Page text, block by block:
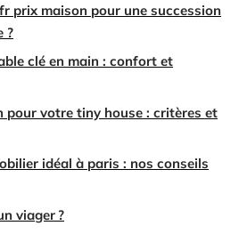
prix maison pour une succession
?
clé en main : confort et
pour votre tiny house : critères et
idéal à paris : nos conseils
viager ?